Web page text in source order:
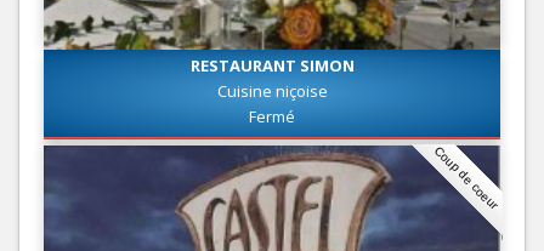
RESTAURANT SIMON
Cuisine niçoise
Fermé
Coup de coeur